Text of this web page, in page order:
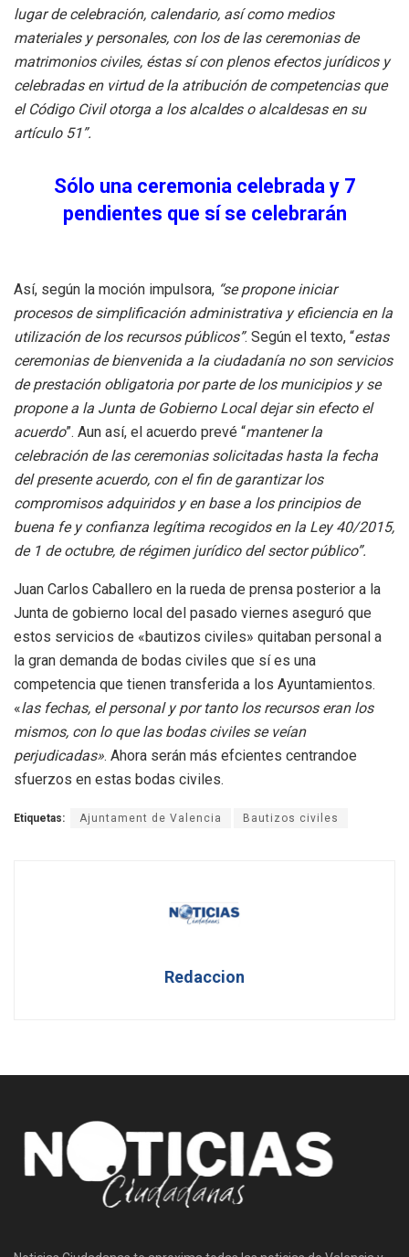
lugar de celebración, calendario, así como medios
materiales y personales, con los de las ceremonias de
matrimonios civiles, éstas sí con plenos efectos jurídicos y
celebradas en virtud de la atribución de competencias que
el Código Civil otorga a los alcaldes o alcaldesas en su
artículo 51”.
Sólo una ceremonia celebrada y 7
pendientes que sí se celebrarán
Así, según la moción impulsora, “se propone iniciar
procesos de simplificación administrativa y eficiencia en la
utilización de los recursos públicos”. Según el texto, “estas
ceremonias de bienvenida a la ciudadanía no son servicios
de prestación obligatoria por parte de los municipios y se
propone a la Junta de Gobierno Local dejar sin efecto el
acuerdo”. Aun así, el acuerdo prevé “mantener la
celebración de las ceremonias solicitadas hasta la fecha
del presente acuerdo, con el fin de garantizar los
compromisos adquiridos y en base a los principios de
buena fe y confianza legítima recogidos en la Ley 40/2015,
de 1 de octubre, de régimen jurídico del sector público”.
Juan Carlos Caballero en la rueda de prensa posterior a la
Junta de gobierno local del pasado viernes aseguró que
estos servicios de «bautizos civiles» quitaban personal a
la gran demanda de bodas civiles que sí es una
competencia que tienen transferida a los Ayuntamientos.
«las fechas, el personal y por tanto los recursos eran los
mismos, con lo que las bodas civiles se veían
perjudicadas». Ahora serán más efcientes centrandoe
sfuerzos en estas bodas civiles.
Etiquetas: Ajuntament de Valencia Bautizos civiles
Redaccion